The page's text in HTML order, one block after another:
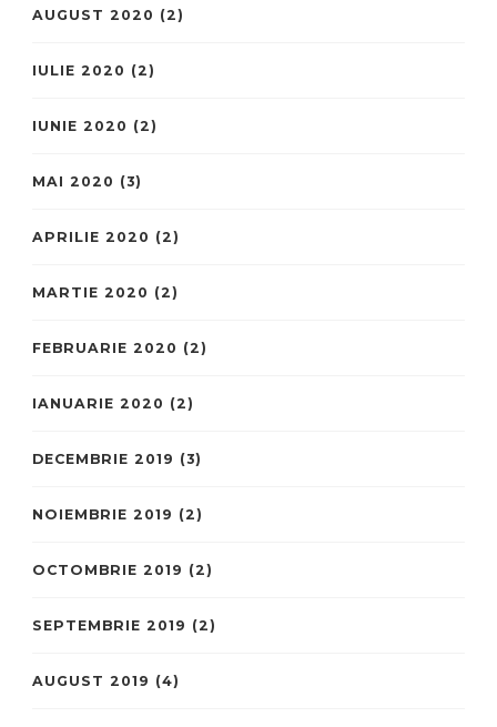
AUGUST 2020 (2)
IULIE 2020 (2)
IUNIE 2020 (2)
MAI 2020 (3)
APRILIE 2020 (2)
MARTIE 2020 (2)
FEBRUARIE 2020 (2)
IANUARIE 2020 (2)
DECEMBRIE 2019 (3)
NOIEMBRIE 2019 (2)
OCTOMBRIE 2019 (2)
SEPTEMBRIE 2019 (2)
AUGUST 2019 (4)